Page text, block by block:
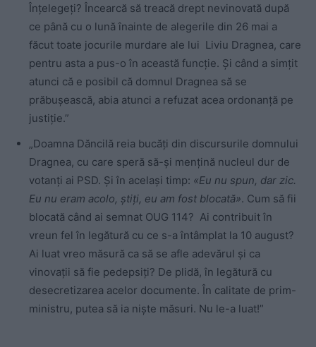
Înțelegeți? Încearcă să treacă drept nevinovată după
ce până cu o lună înainte de alegerile din 26 mai a
făcut toate jocurile murdare ale lui Liviu Dragnea, care
pentru asta a pus-o în această funcție. Și când a simțit
atunci că e posibil că domnul Dragnea să se
prăbușească, abia atunci a refuzat acea ordonanță pe
justiție.”
„Doamna Dăncilă reia bucăți din discursurile domnului
Dragnea, cu care speră să-și mențină nucleul dur de
votanți ai PSD. Și în același timp: «Eu nu spun, dar zic.
Eu nu eram acolo, știți, eu am fost blocată». Cum să fii
blocată când ai semnat OUG 114? Ai contribuit în
vreun fel în legătură cu ce s-a întâmplat la 10 august?
Ai luat vreo măsură ca să se afle adevărul și ca
vinovații să fie pedepsiți? De plidă, în legătură cu
desecretizarea acelor documente. În calitate de prim-
ministru, putea să ia niște măsuri. Nu le-a luat!”